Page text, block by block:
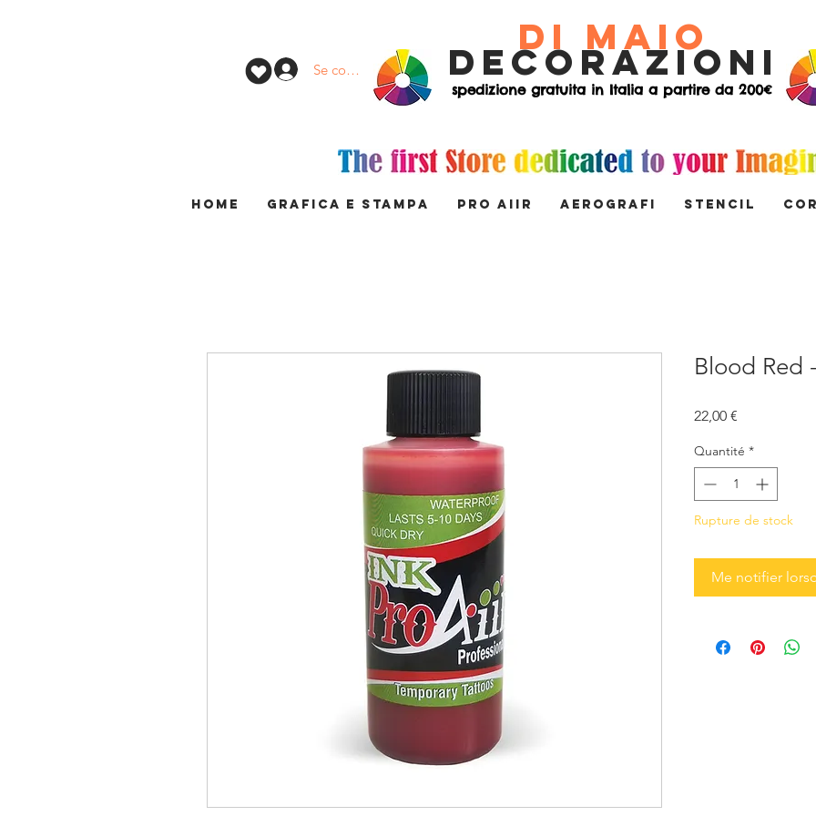
di Maio
decorazioni
Se connecter
spedizione gratuita in Italia a partire da 200€
HOME GRAFICA E STAMPA PRO AIIR AEROGRAFI STENCIL
Blood Red
22,00 €
Quantité *
Rupture de stock
Me notifier